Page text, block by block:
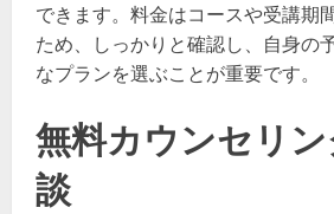
できます。料金はコースや受講期
ため、しっかりと確認し、自身の
なプランを選ぶことが重要です。
無料カウンセリ
談